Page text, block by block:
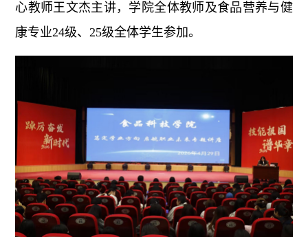
心教师王文杰主讲，学院全体教师及食品营养与健
康专业24级、25级全体学生参加。